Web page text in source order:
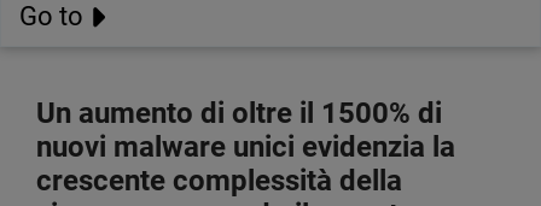
Go to
Un aumento di oltre il 1500% di
nuovi malware unici evidenzia la
crescente complessità della